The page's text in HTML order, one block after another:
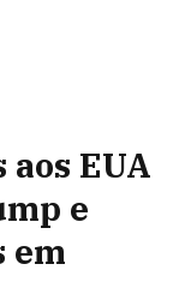
EUA
e
em